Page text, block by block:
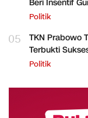
Beri Insentif
Politik
05
TKN Prabowo
Terbukti
Politik